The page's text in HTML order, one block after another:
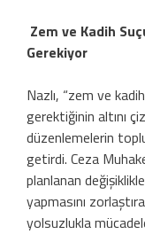
Zem ve Kadih
Gerekiyor
Nazlı, “zem ve
gerektiğinin altını
düzenlemelerin
getirdi. Ceza
planlanan
yapmasını
yolsuzlukla